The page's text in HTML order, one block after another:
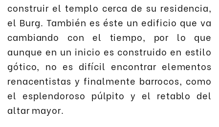
construir el templo cerca de su residencia,
el Burg. También es éste un edificio que va
cambiando con el tiempo, por lo que
aunque en un inicio es construido en estilo
gótico, no es difícil encontrar elementos
renacentistas y finalmente barrocos, como
el esplendoroso púlpito y el retablo del
altar mayor.